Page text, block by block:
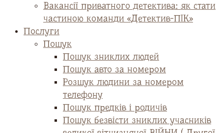
Вакансії приватного детектива: як стати
частиною команди «Детектив-ПІК»
Послуги
Пошук
Пошук зниклих людей
Пошук авто за номером
Розшук людини за номером
телефону
Пошук предків і родичів
Пошук безвісти зниклих учасників